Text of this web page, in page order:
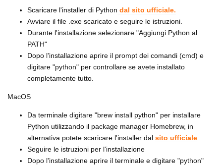
Scaricare l'installer di Python dal sito ufficiale.
Avviare il file .exe scaricato e seguire le istruzioni.
Durante l'installazione selezionare "Aggiungi Python al
PATH"
Dopo l'installazione aprire il prompt dei comandi (cmd) e
digitare "python" per controllare se avete installato
completamente tutto.
MacOS
Da terminale digitare "brew install python" per installare
Python utilizzando il package manager Homebrew, in
alternativa potete scaricare l'installer dal sito ufficiale
Seguire le istruzioni per l'installazione
Dopo l'installazione aprire il terminale e digitare "python"